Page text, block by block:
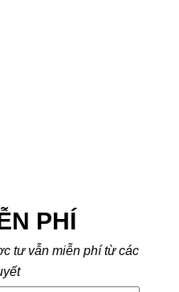
PHÍ
tư vẫn miễn phí từ các